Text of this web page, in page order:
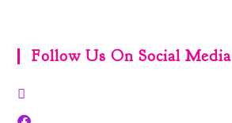
Follow Us On Social Media